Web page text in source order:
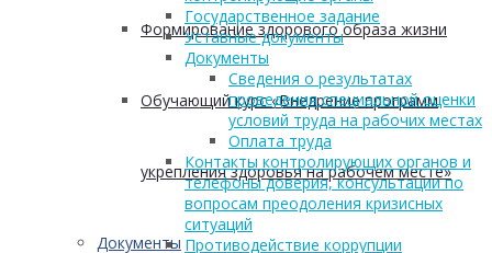
Формирование здорового образа жизни
Обучающий курс «Внедрение программ
укрепления здоровья на рабочем месте»
Документы
Государственное задание
Уставные документы
Документы
Сведения о результатах
проведения специальной оценки
условий труда на рабочих местах
Оплата труда
Контакты контролирующих органов и
телефоны доверия, консультации по
вопросам преодоления кризисных
ситуаций
Противодействие коррупции